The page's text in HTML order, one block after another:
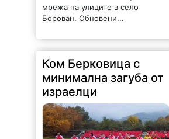
127 |
Ком (Берковица) загуби с
минималното 0:1 от юношеския
тим на израелския Апоел (Кфар
Саба) контрола, която се игра на
стадиона в град Правец.
Противникът реализира